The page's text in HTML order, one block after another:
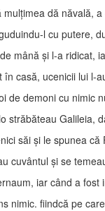
mulţimea dă năvală,
l cu putere,
mână şi l-a ridicat,
în casă, ucenicii lui l-
de demoni cu nimic
străbăteau Galileia,
săi şi le spunea
cuvântul şi se
iar când a
nimic. fiindcă pe